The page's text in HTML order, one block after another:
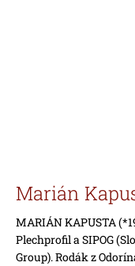
Marián
MARIÁN KAPUSTA
Plechprofil a SIPOG
Group). Rodák z